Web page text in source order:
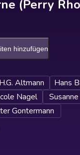
(Perry
hinzufügen
H.G. Altmann Hans
Nagel
Gontermann